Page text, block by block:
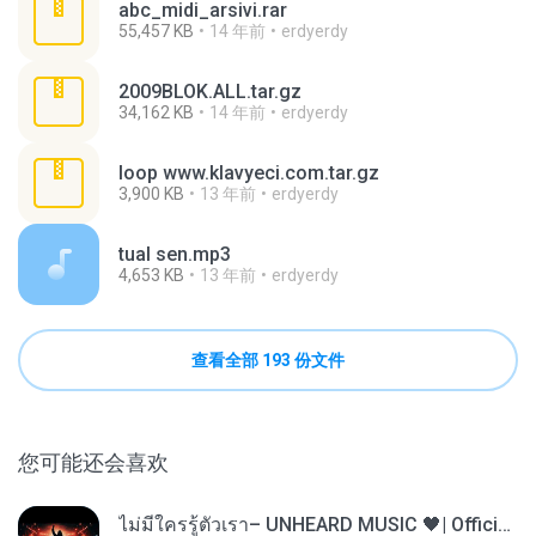
abc_midi_arsivi.rar
55,457 KB 14 年前 erdyerdy
2009BLOK.ALL.tar.gz
34,162 KB 14 年前 erdyerdy
loop www.klavyeci.com.tar.gz
3,900 KB 13 年前 erdyerdy
tual sen.mp3
4,653 KB 13 年前 erdyerdy
查看全部 193 份文件
您可能还会喜欢
ไม่มีใครรู้ตัวเรา– UNHEARD MUSIC 🖤| Official Lyric Video | เพลงสู้ชีวิต